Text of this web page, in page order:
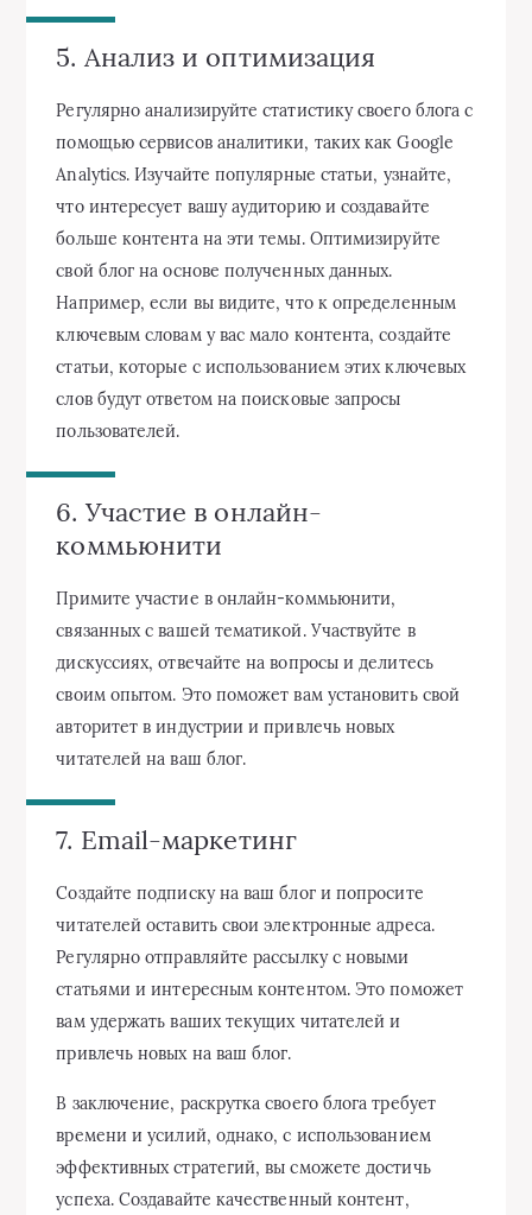
5. Анализ и оптимизация
Регулярно анализируйте статистику своего блога с
помощью сервисов аналитики, таких как Google
Analytics. Изучайте популярные статьи, узнайте,
что интересует вашу аудиторию и создавайте
больше контента на эти темы. Оптимизируйте
свой блог на основе полученных данных.
Например, если вы видите, что к определенным
ключевым словам у вас мало контента, создайте
статьи, которые с использованием этих ключевых
слов будут ответом на поисковые запросы
пользователей.
6. Участие в онлайн-
коммьюнити
Примите участие в онлайн-коммьюнити,
связанных с вашей тематикой. Участвуйте в
дискуссиях, отвечайте на вопросы и делитесь
своим опытом. Это поможет вам установить свой
авторитет в индустрии и привлечь новых
читателей на ваш блог.
7. Email-маркетинг
Создайте подписку на ваш блог и попросите
читателей оставить свои электронные адреса.
Регулярно отправляйте рассылку с новыми
статьями и интересным контентом. Это поможет
вам удержать ваших текущих читателей и
привлечь новых на ваш блог.
В заключение, раскрутка своего блога требует
времени и усилий, однако, с использованием
эффективных стратегий, вы сможете достичь
успеха. Создавайте качественный контент,